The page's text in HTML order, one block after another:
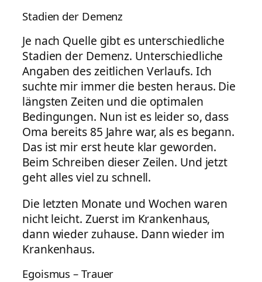
Stadien der Demenz
Je nach Quelle gibt es unterschiedliche
Stadien der Demenz. Unterschiedliche
Angaben des zeitlichen Verlaufs. Ich
suchte mir immer die besten heraus. Die
längsten Zeiten und die optimalen
Bedingungen. Nun ist es leider so, dass
Oma bereits 85 Jahre war, als es begann.
Das ist mir erst heute klar geworden.
Beim Schreiben dieser Zeilen. Und jetzt
geht alles viel zu schnell.
Die letzten Monate und Wochen waren
nicht leicht. Zuerst im Krankenhaus,
dann wieder zuhause. Dann wieder im
Krankenhaus.
Egoismus – Trauer